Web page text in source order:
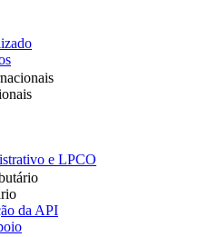
e LPCO
da API